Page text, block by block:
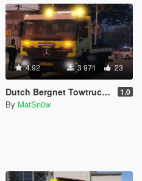
4.92 3 971 23
Dutch Bergnet Towtruck Skin [FICTIONAL] 1.0
By MatSn0w